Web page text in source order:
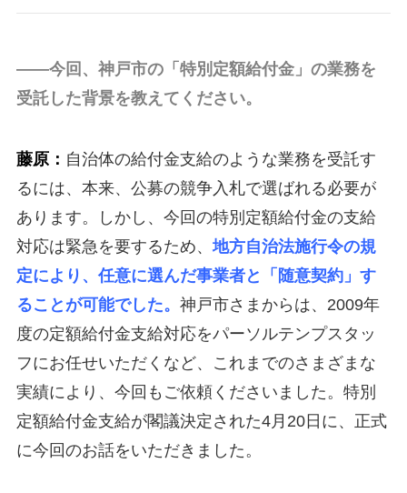
――今回、神戸市の「特別定額給付金」の業務を
受託した背景を教えてください。
藤原： 自治体の給付金支給のような業務を受託す
るには、本来、公募の競争入札で選ばれる必要が
あります。しかし、今回の特別定額給付金の支給
対応は緊急を要するため、地方自治法施行令の規
定により、任意に選んだ事業者と「随意契約」す
ることが可能でした。 神戸市さまからは、2009年
度の定額給付金支給対応をパーソルテンプスタッ
フにお任せいただくなど、これまでのさまざまな
実績により、今回もご依頼くださいました。特別
定額給付金支給が閣議決定された4月20日に、正式
に今回のお話をいただきました。